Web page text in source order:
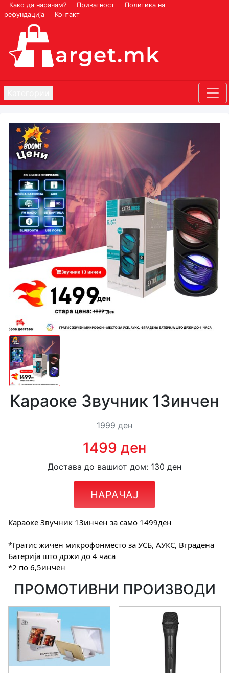
Како да нарачам? Приватност
Политика на
рефундација
Контакт
Караоке Звучник 13инчен
1999 ден
1499 ден
Достава до вашиот дом: 130 ден
НАРАЧАЈ
Караоке Звучник 13инчен за само 1499ден
*Гратис жичен микрофонместо за УСБ, АУКС, Вградена
Батерија што држи до 4 часа
*2 по 6,5инчен
ПРОМОТИВНИ ПРОИЗВОДИ